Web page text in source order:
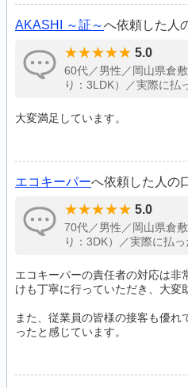
AKASHI ～証～へ依頼した人
5.0
60代／男性／岡山県倉
り：3LDK）／実際に払
大変満足しています。
エコキーパーへ依頼した人の
5.0
70代／男性／岡山県倉
り：3DK）／実際に払
エコキーパーの責任者の対応は非
けも丁寧に行っていただき、大変
また、従業員の皆様の接客も優
ったと感じています。